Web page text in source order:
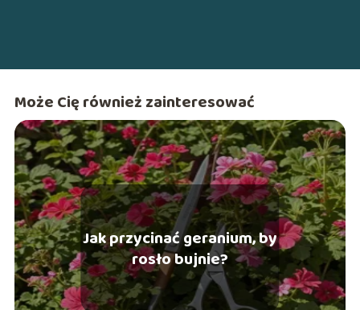
Może Cię również zainteresować
Jak przycinać geranium, by
rosło bujnie?